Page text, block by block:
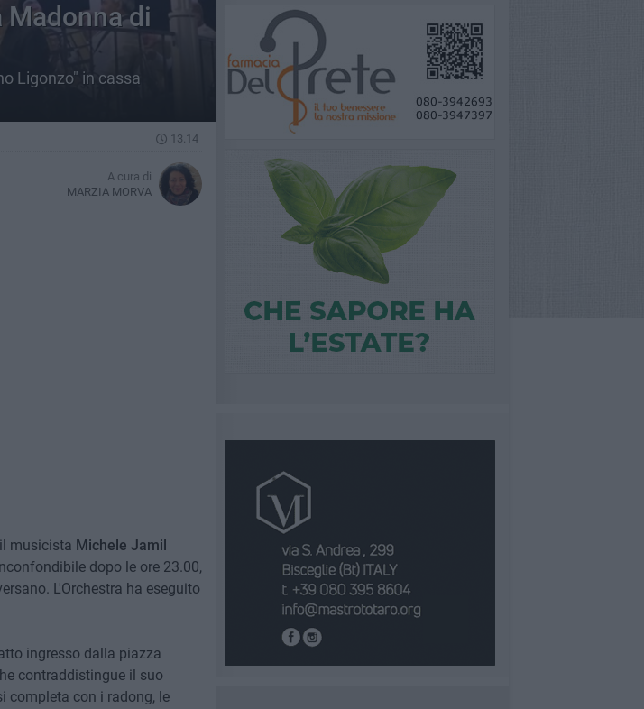
di
Ligonzo" in cassa
13.14
A cura di
MARZIA MORVA
musicista Michele Jamil
dopo le ore 23.00,
L'Orchestra ha eseguito
ingresso dalla piazza
contraddistingue il suo
completa con i radong, le